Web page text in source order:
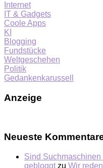
Internet
IT & Gadgets
Coole Apps
KI
Blogging
Fundstücke
Weltgeschehen
Politik
Gedankenkarussell
Anzeige
Neueste
Sind
gebloggt zu Wir